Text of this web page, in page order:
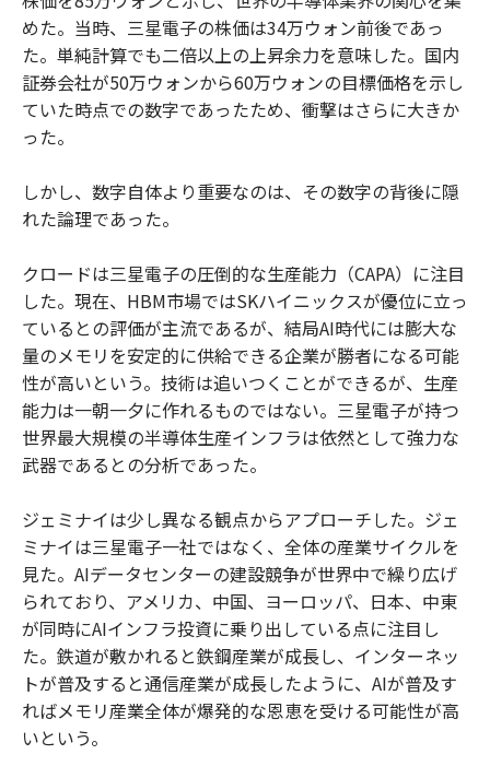
めた。当時、三星電子の株価は34万ウォン前後であっ
た。単純計算でも二倍以上の上昇余力を意味した。国内
証券会社が50万ウォンから60万ウォンの目標価格を示し
ていた時点での数字であったため、衝撃はさらに大きか
った。
しかし、数字自体より重要なのは、その数字の背後に隠
れた論理であった。
クロードは三星電子の圧倒的な生産能力（CAPA）に注目
した。現在、HBM市場ではSKハイニックスが優位に立っ
ているとの評価が主流であるが、結局AI時代には膨大な
量のメモリを安定的に供給できる企業が勝者になる可能
性が高いという。技術は追いつくことができるが、生産
能力は一朝一夕に作れるものではない。三星電子が持つ
世界最大規模の半導体生産インフラは依然として強力な
武器であるとの分析であった。
ジェミナイは少し異なる観点からアプローチした。ジェ
ミナイは三星電子一社ではなく、全体の産業サイクルを
見た。AIデータセンターの建設競争が世界中で繰り広げ
られており、アメリカ、中国、ヨーロッパ、日本、中東
が同時にAIインフラ投資に乗り出している点に注目し
た。鉄道が敷かれると鉄鋼産業が成長し、インターネッ
トが普及すると通信産業が成長したように、AIが普及す
ればメモリ産業全体が爆発的な恩恵を受ける可能性が高
いという。